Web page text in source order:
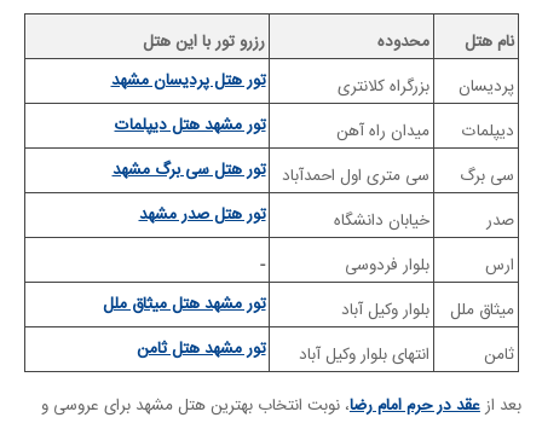
نام هتل محدوده
رزرو تور با این هتل
پردیسان
بزرگراه کلانتری
تور هتل پردیسان مشهد
دیپلمات
میدان راه آهن
تور مشهد هتل دیپلمات
سی برگ
سی متری اول احمدآباد
تور هتل سی برگ مشهد
صدر
خیابان دانشگاه
تور هتل صدر مشهد
ارس
بلوار فردوسی
-
میثاق ملل
بلوار وکیل آباد
تور مشهد هتل میثاق ملل
ثامن
انتهای بلوار وکیل آباد تور مشهد هتل ثامن
بعد ازعقد در حرم امام رضا، نوبت انتخاب بهترین هتل مشهد برای عروسی و